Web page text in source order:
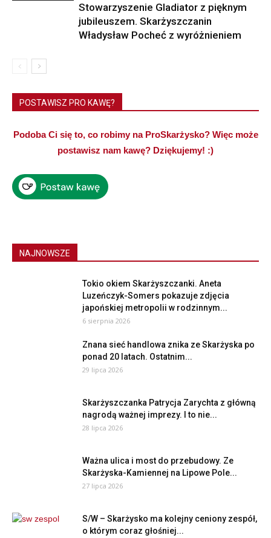
Stowarzyszenie Gladiator z pięknym
jubileuszem. Skarżyszczanin
Władysław Pocheć z wyróżnieniem
POSTAWISZ PRO KAWĘ?
Podoba Ci się to, co robimy na ProSkarżysko? Więc może
postawisz nam kawę? Dziękujemy! :)
NAJNOWSZE
Tokio okiem Skarżyszczanki. Aneta
Luzeńczyk-Somers pokazuje zdjęcia
japońskiej metropolii w rodzinnym...
6 sierpnia 2026
Znana sieć handlowa znika ze Skarżyska po
ponad 20 latach. Ostatnim...
29 lipca 2026
Skarżyszczanka Patrycja Zarychta z główną
nagrodą ważnej imprezy. I to nie...
28 lipca 2026
Ważna ulica i most do przebudowy. Ze
Skarżyska-Kamiennej na Lipowe Pole...
27 lipca 2026
S/W – Skarżysko ma kolejny ceniony zespół,
o którym coraz głośniej...